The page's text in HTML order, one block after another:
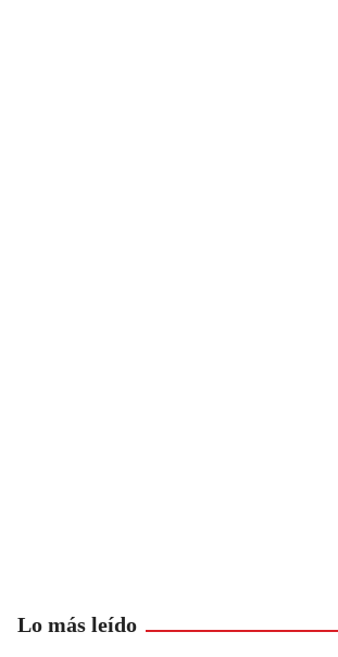
Lo más leído